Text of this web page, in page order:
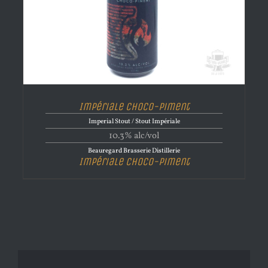
Impériale Choco-Piment
Imperial Stout / Stout Impériale
10.3% alc/vol
Beauregard Brasserie Distillerie
Impériale Choco-Piment